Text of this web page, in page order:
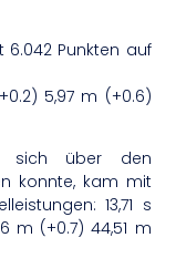
6.042 Punkten auf
5,97 m (+0.6)
sich über den
konnte, kam mit
13,71 s
m (+0.7) 44,51 m